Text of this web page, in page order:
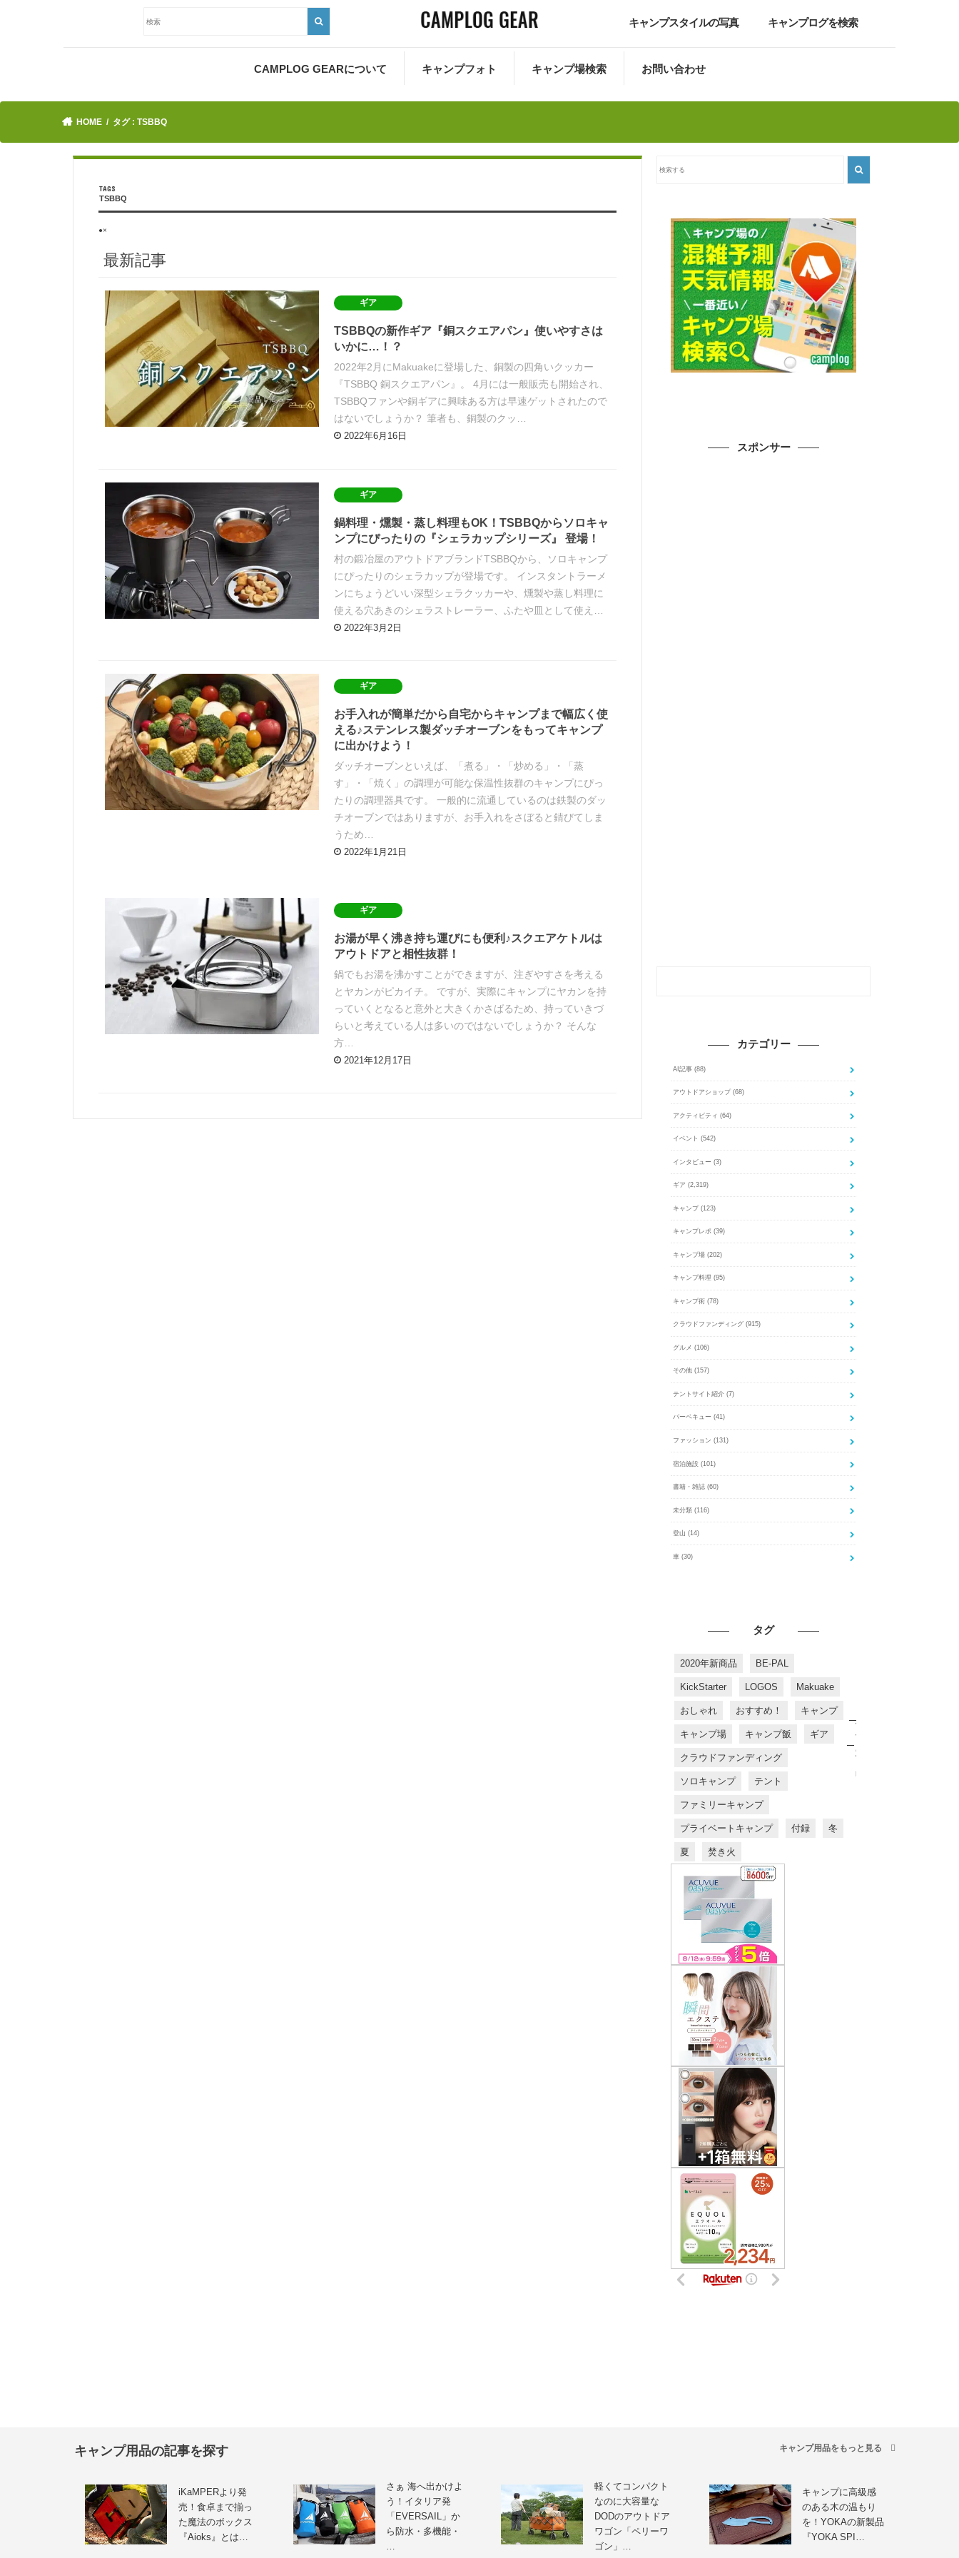
キャンプスタイルの写真 キャンプログを検索
CAMPLOG GEARについて キャンプフォト キャンプ場検索 お問い合わせ
HOME タグ : TSBBQ
TSBBQ
●×
最新記事
ギア
TSBBQの新作ギア『銅スクエアパン』使いやすさは
いかに…！？
2022年2月にMakuakeに登場した、銅製の四角いクッカー
『TSBBQ 銅スクエアパン』。 4月には一般販売も開始され、
TSBBQファンや銅ギアに興味ある方は早速ゲットされたので
はないでしょうか？ 筆者も、銅製のクッ…
2022年6月16日
ギア
鍋料理・燻製・蒸し料理もOK！TSBBQからソロキャ
ンプにぴったりの『シェラカップシリーズ』 登場！
村の鍛冶屋のアウトドアブランドTSBBQから、ソロキャンプ
にぴったりのシェラカップが登場です。 インスタントラーメ
ンにちょうどいい深型シェラクッカーや、燻製や蒸し料理に
使える穴あきのシェラストレーラー、ふたや皿として使え…
2022年3月2日
ギア
お手入れが簡単だから自宅からキャンプまで幅広く使
える♪ステンレス製ダッチオーブンをもってキャンプ
に出かけよう！
ダッチオーブンといえば、「煮る」・「炒める」・「蒸
す」・「焼く」の調理が可能な保温性抜群のキャンプにぴっ
たりの調理器具です。 一般的に流通しているのは鉄製のダッ
チオーブンではありますが、お手入れをさぼると錆びてしま
うため…
2022年1月21日
ギア
お湯が早く沸き持ち運びにも便利♪スクエアケトルは
アウトドアと相性抜群！
鍋でもお湯を沸かすことができますが、注ぎやすさを考える
とヤカンがピカイチ。 ですが、実際にキャンプにヤカンを持
っていくとなると意外と大きくかさばるため、持っていきづ
らいと考えている人は多いのではないでしょうか？ そんな
方…
2021年12月17日
スポンサー
カテゴリー
AI記事 (88)
アウトドアショップ (68)
アクティビティ (64)
イベント (542)
インタビュー (3)
ギア (2,319)
キャンプ (123)
キャンプレポ (39)
キャンプ場 (202)
キャンプ料理 (95)
キャンプ術 (78)
クラウドファンディング (915)
グルメ (106)
その他 (157)
テントサイト紹介 (7)
バーベキュー (41)
ファッション (131)
宿泊施設 (101)
書籍・雑誌 (60)
未分類 (116)
登山 (14)
車 (30)
タグ
2020年新商品 BE-PAL
KickStarter LOGOS Makuake
おしゃれ おすすめ！ キャンプ
キャンプ場 キャンプ飯 ギア
クラウドファンディング
ソロキャンプ テント
ファミリーキャンプ
プライベートキャンプ 付録 冬
夏 焚き火
す
す
め
商
品
キャンプ用品の記事を探す キャンプ用品をもっと見る
iKaMPERより発
売！食卓まで揃っ
た魔法のボックス
『Aioks』とは…
さぁ 海へ出かけよ
う！イタリア発
「EVERSAIL」か
ら防水・多機能・
…
軽くてコンパクト
なのに大容量な
DODのアウトドア
ワゴン「ペリーワ
ゴン」…
キャンプに高級感
のある木の温もり
を！YOKAの新製品
『YOKA SPI…